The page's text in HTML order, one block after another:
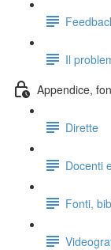
Il
Appendice,
Dirette
Docenti
Fonti,